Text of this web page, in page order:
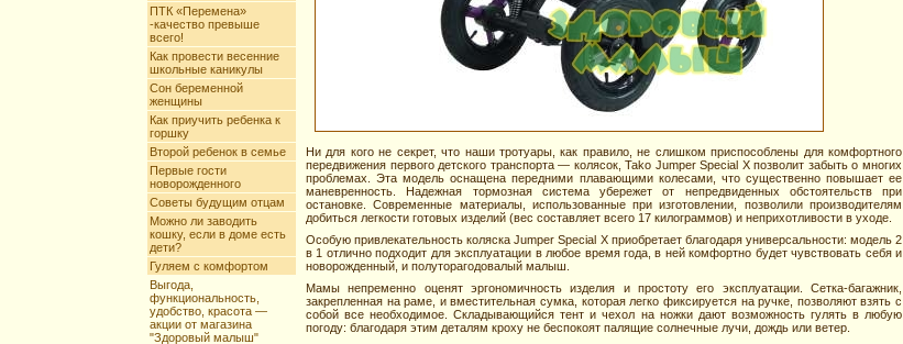
ПТК «Перемена»
-качество превыше
всего!
Как провести весенние
школьные каникулы
Сон беременной
женщины
Как приучить ребенка к
горшку
Второй ребенок в семье
Первые гости
новорожденного
Советы будущим отцам
Можно ли заводить
кошку, если в доме есть
дети?
Гуляем с комфортом
Выгода,
функциональность,
удобство, красота —
акции от магазина
"Здоровый малыш"
Ни для кого не секрет, что наши тротуары, как правило, не слишком приспособлены для комфортного
передвижения первого детского транспорта — колясок, Tako Jumper Special X позволит забыть о многих
проблемах. Эта модель оснащена передними плавающими колесами, что существенно повышает ее
маневренность. Надежная тормозная система убережет от непредвиденных обстоятельств при
остановке. Современные материалы, использованные при изготовлении, позволили производителям
добиться легкости готовых изделий (вес составляет всего 17 килограммов) и неприхотливости в уходе.
Особую привлекательность коляска Jumper Special X приобретает благодаря универсальности: модель 2
в 1 отлично подходит для эксплуатации в любое время года, в ней комфортно будет чувствовать себя и
новорожденный, и полуторагодовалый малыш.
Мамы непременно оценят эргономичность изделия и простоту его эксплуатации. Сетка-багажник,
закрепленная на раме, и вместительная сумка, которая легко фиксируется на ручке, позволяют взять с
собой все необходимое. Складывающийся тент и чехол на ножки дают возможность гулять в любую
погоду: благодаря этим деталям кроху не беспокоят палящие солнечные лучи, дождь или ветер.